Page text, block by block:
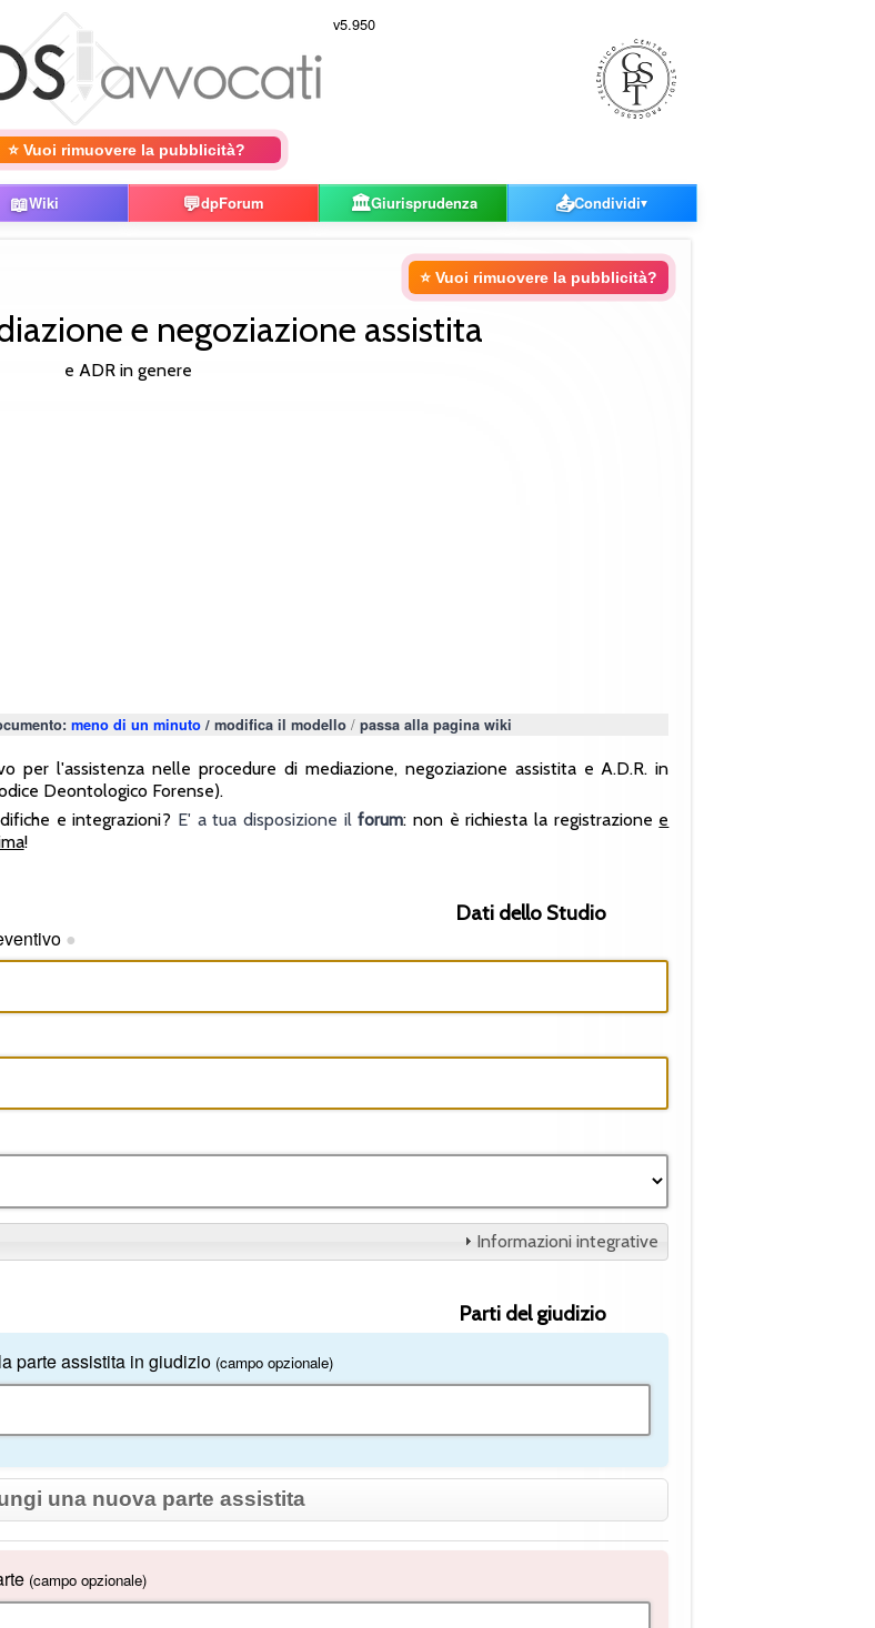
v5.950
⭐ Vuoi rimuovere la pubblicità?
📖Wiki 💬dpForum 🏛️Giurisprudenza 📤Condividi▼
⭐ Vuoi rimuovere la pubblicità?
e negoziazione assistita
e ADR in genere
meno di un minuto /modifica il modello /passa alla pagina wiki
per l'assistenza nelle procedure di mediazione, negoziazione assistita e A.D.R. in
Deontologico Forense).
e integrazioni? E' a tua disposizione ilforum: non è richiesta la registrazione e
!
Dati dello Studio
●
Informazioni integrative
Parti del giudizio
parte assistita in giudizio (campo opzionale)
una nuova parte assistita
(campo opzionale)